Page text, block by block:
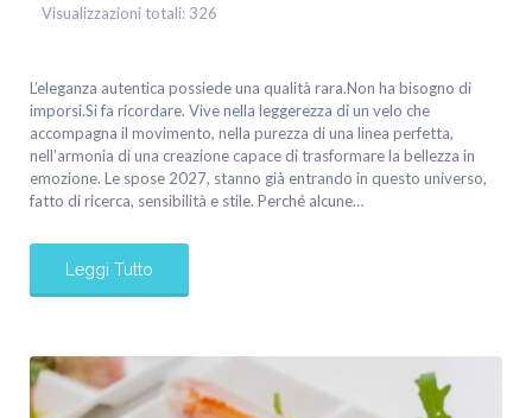
Visualizzazioni totali: 326
L’eleganza autentica possiede una qualità rara.Non ha bisogno di
imporsi.Si fa ricordare. Vive nella leggerezza di un velo che
accompagna il movimento, nella purezza di una linea perfetta,
nell’armonia di una creazione capace di trasformare la bellezza in
emozione. Le spose 2027, stanno già entrando in questo universo,
fatto di ricerca, sensibilità e stile. Perché alcune…
Leggi Tutto